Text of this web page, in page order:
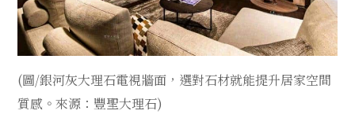
(圖/銀河灰大理石電視牆面，選對石材就能提升居家空間
質感。來源：豐聖大理石)